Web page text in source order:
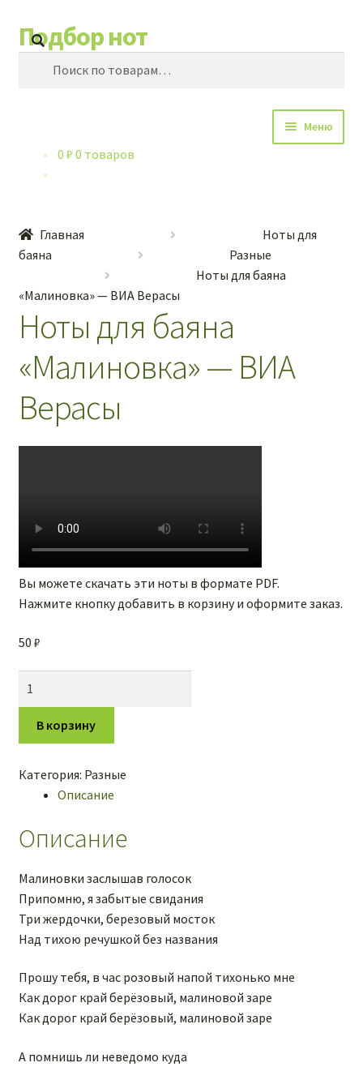
Перейти
к
навигации
Перейти
к
содержимому
Подбор нот
Поиск
Меню
Обучение игре на баяне
Купленные ноты
0 ₽ 0 товаров
Главная
Ноты для
баяна
Разные
Ноты для баяна
«Малиновка» — ВИА Верасы
Ноты для баяна
«Малиновка» — ВИА
Верасы
Вы можете скачать эти ноты в формате PDF.
Нажмите кнопку добавить в корзину и оформите заказ.
50 ₽
Ноты
для
"Малиновка"
Верасы
В корзину
Категория: Разные
Описание
Описание
Малиновки заслышав голосок
Припомню, я забытые свидания
Три жердочки, березовый мосток
Над тихою речушкой без названия
Прошу тебя, в час розовый напой тихонько мне
Как дорог край берёзовый, малиновой заре
Как дорог край берёзовый, малиновой заре
А помнишь ли неведомо куда